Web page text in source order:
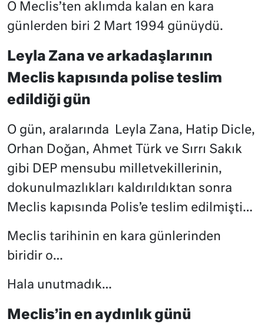
O Meclis’ten aklımda kalan en kara
günlerden biri 2 Mart 1994 günüydü.
Leyla Zana ve arkadaşlarının
Meclis kapısında polise teslim
edildiği gün
O gün, aralarında
Leyla Zana, Hatip Dicle,
Orhan Doğan, Ahmet Türk ve Sırrı Sakık
gibi DEP mensubu milletvekillerinin,
dokunulmazlıkları kaldırıldıktan sonra
Meclis kapısında Polis’e teslim edilmişti…
Meclis tarihinin en kara günlerinden
biridir o…
Hala unutmadık…
Meclis’in en aydınlık günü